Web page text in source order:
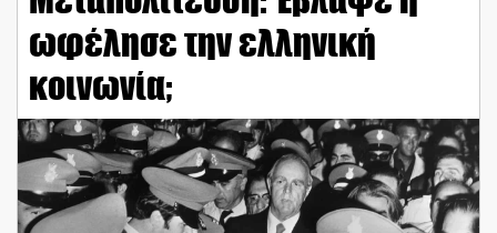
ωφέλησε την ελληνική
κοινωνία;